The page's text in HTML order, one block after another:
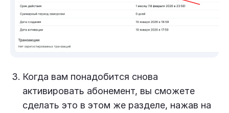
Когда вам понадобится снова
активировать абонемент, вы сможете
сделать это в этом же разделе, нажав на